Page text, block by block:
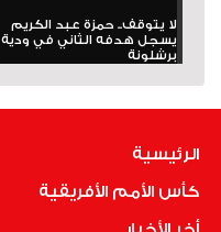
لا يتوقف.. حمزة عبد الكريم
يسجل هدفه الثاني في ودية
برشلونة
الرئيسية
كأس الأمم الأفريقية